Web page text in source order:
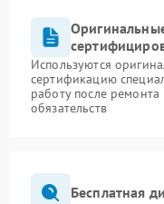
Используются
сертификацию
работу после
обязательств
Бесплатная